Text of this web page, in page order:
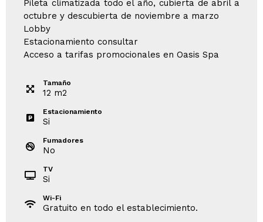
Pileta climatizada todo el año, cubierta de abril a
octubre y descubierta de noviembre a marzo
Lobby
Estacionamiento consultar
Acceso a tarifas promocionales en Oasis Spa
Tamaño
12 m2
Estacionamiento
Si
Fumadores
No
TV
Si
Wi-Fi
Gratuito en todo el establecimiento.